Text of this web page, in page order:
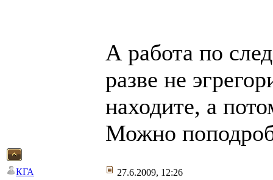
А работа по
разве не
находите, а
Можно
КГА 27.6.2009, 12:26